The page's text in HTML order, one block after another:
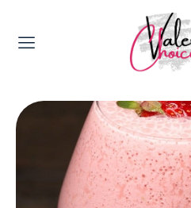
Valerie's Topics
Travel &
Food &
Happyness &
Lifestyle, Sport &
Gadgets